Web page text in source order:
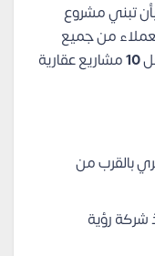
تبني مشروع
من جميع
10مشاريع عقارية
بالقرب من
شركة رؤية